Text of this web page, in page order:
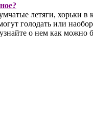
летяги,
голодать или
о нем как можно